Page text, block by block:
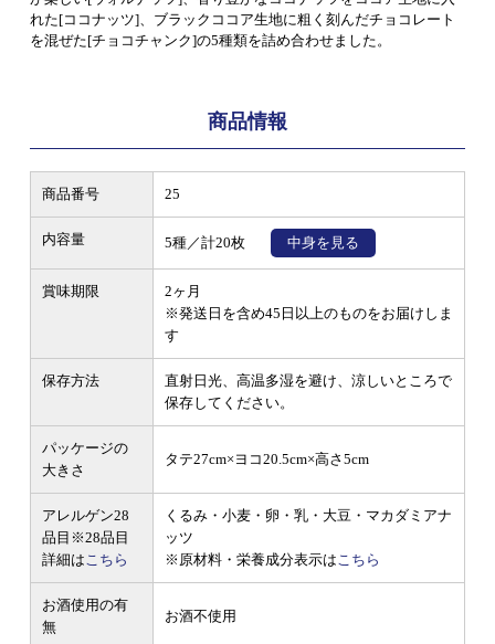
れた[ココナッツ]、ブラックココア生地に粗く刻んだチョコレート
を混ぜた[チョコチャンク]の5種類を詰め合わせました。
商品情報
商品番号 25
内容量 5種／計20枚 中身を見る
賞味期限
2ヶ月
※発送日を含め45日以上のものをお届けしま
す
保存方法
直射日光、高温多湿を避け、涼しいところで
保存してください。
パッケージの
大きさ
タテ27cm×ヨコ20.5cm×高さ5cm
アレルゲン28
品目 ※28品目
詳細は こちら
くるみ・小麦・卵・乳・大豆・マカダミアナ
ッツ
※原材料・栄養成分表示は こちら
お酒使用の有
無
お酒不使用